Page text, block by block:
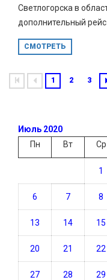
Светлогорска в
дополнительный рейс
СМОТРЕТЬ
1 2 3
Июль 2020
Пн
Вт Ср
1
6 7 8
13 14 15
20 21 22
27 28 29